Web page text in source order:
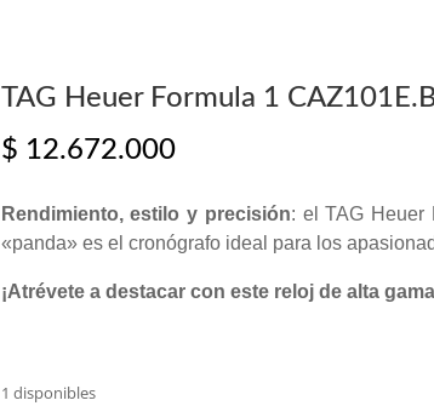
TAG Heuer Formula 1
$ 12.672.000
Rendimiento, estilo y precisión: el TAG Heuer
«panda» es el cronógrafo ideal para los
¡Atrévete a destacar con este reloj de alta
1 disponibles